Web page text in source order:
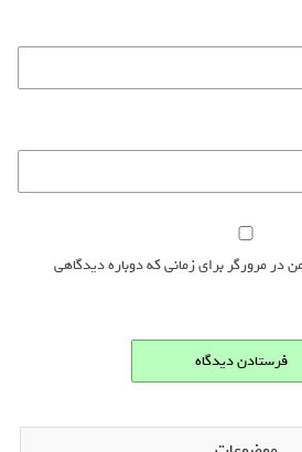
در مرورگر برای زمانی که دوباره دیدگاهی